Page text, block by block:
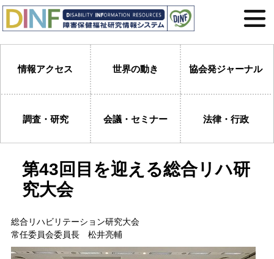
情報アクセス 世界の動き 協会発ジャーナル
調査・研究 会議・セミナー 法律・行政
第43回目を迎える総合リハ研
究大会
総合リハビリテーション研究大会
常任委員会委員長 松井亮輔